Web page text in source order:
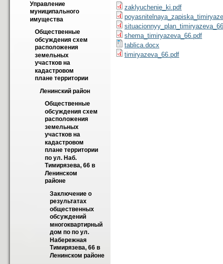
Управление
муниципального
имущества
Общественные
обсуждения схем
расположения
земельных
участков на
кадастровом
плане территории
Ленинский район
Общественные
обсуждения схем
расположения
земельных
участков на
кадастровом
плане территории
по ул. Наб.
Тимирязева, 66 в
Ленинском
районе
Заключение о
результатах
общественных
обсуждений
многоквартирный
дом по по ул.
Набережная
Тимирязева, 66 в
Ленинском районе
zaklyuchenie_ki.pdf
shema_timiryazeva_66.pdf
tablica.docx
timiryazeva_66.pdf